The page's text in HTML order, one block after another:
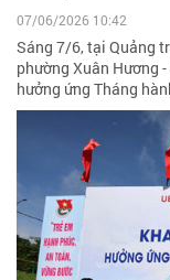
07/06/2026 10:42
Sáng 7/6, tại Quảng
phường Xuân Hương
hưởng ứng Tháng